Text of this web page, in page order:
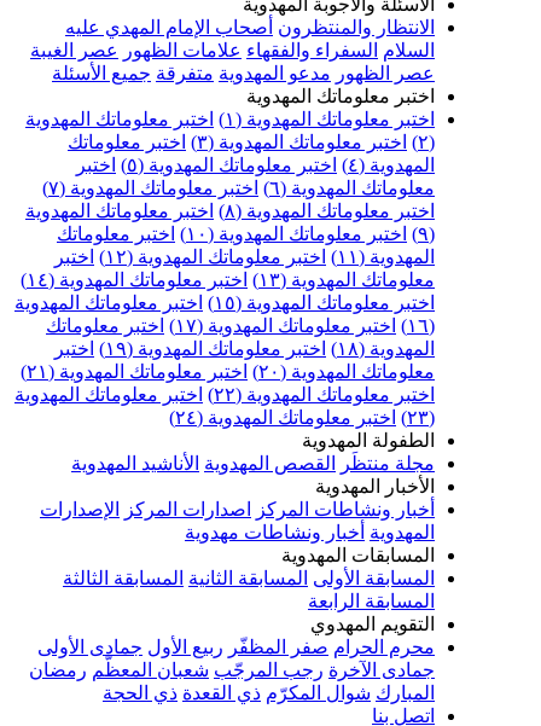
والأجوبة المهدوية
والمنتظرون أصحاب الإمام المهدي عليه
السفراء والفقهاء علامات الظهور عصر الغيبة
مدعو المهدوية متفرقة جميع الأسئلة
معلوماتك المهدوية
معلوماتك المهدوية (١)
اختبر معلوماتك المهدوية
اختبر معلوماتك المهدوية (٣)
اختبر معلوماتك
اختبر معلوماتك المهدوية (٥)
اختبر
المهدوية (٦)
اختبر معلوماتك المهدوية (٧)
معلوماتك المهدوية (٨)
اختبر معلوماتك المهدوية
اختبر معلوماتك المهدوية (١٠)
اختبر معلوماتك
اختبر معلوماتك المهدوية (١٢)
اختبر
المهدوية (١٣)
اختبر معلوماتك المهدوية (١٤)
معلوماتك المهدوية (١٥)
اختبر معلوماتك المهدوية
اختبر معلوماتك المهدوية (١٧)
اختبر معلوماتك
اختبر معلوماتك المهدوية (١٩)
اختبر
المهدوية (٢٠)
اختبر معلوماتك المهدوية (٢١)
معلوماتك المهدوية (٢٢)
اختبر معلوماتك المهدوية
اختبر معلوماتك المهدوية (٢٤)
المهدوية
منتظَر
القصص المهدوية الأناشيد المهدوية
المهدوية
ونشاطات المركز اصدارات المركز الإصدارات
أخبار ونشاطات مهدوية
المهدوية
الأولى المسابقة الثانية المسابقة الثالثة
الرابعة
المهدوي
الحرام
صفر المظفّر ربيع الأول جمادى الأولى
رجب المرجّب شعبان المعظّم رمضان
شوال المكرّم ذي القعدة ذي الحجة